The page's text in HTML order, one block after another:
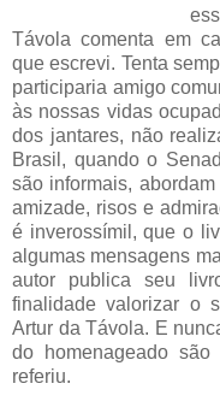
Távola comenta em
que escrevi. Tenta
participaria amigo
às nossas vidas
dos jantares, não
Brasil, quando o
são informais,
amizade, risos e
é inverossímil, que o
algumas mensagens
autor publica seu
finalidade valorizar o
Artur da Távola. E
do homenageado
referiu.